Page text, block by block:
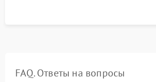
FAQ. Ответы на вопросы